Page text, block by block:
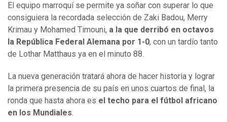
El equipo marroquí se permite ya soñar con superar lo que
consiguiera la recordada selección de Zaki Badou, Merry
Krimau y Mohamed Timouni, a la que derribó en octavos
la República Federal Alemana por 1-0, con un tardío tanto
de Lothar Matthaus ya en el minuto 88.
La nueva generación tratará ahora de hacer historia y lograr
la primera presencia de su país en unos cuartos de final, la
ronda que hasta ahora es el techo para el fútbol africano
en los Mundiales.